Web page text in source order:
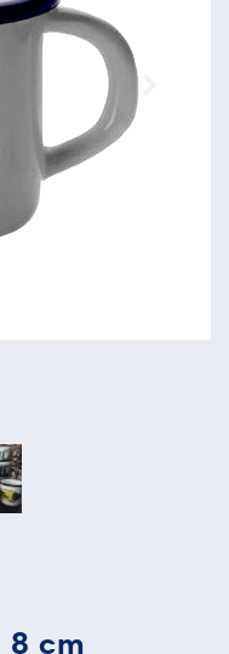
8 cm